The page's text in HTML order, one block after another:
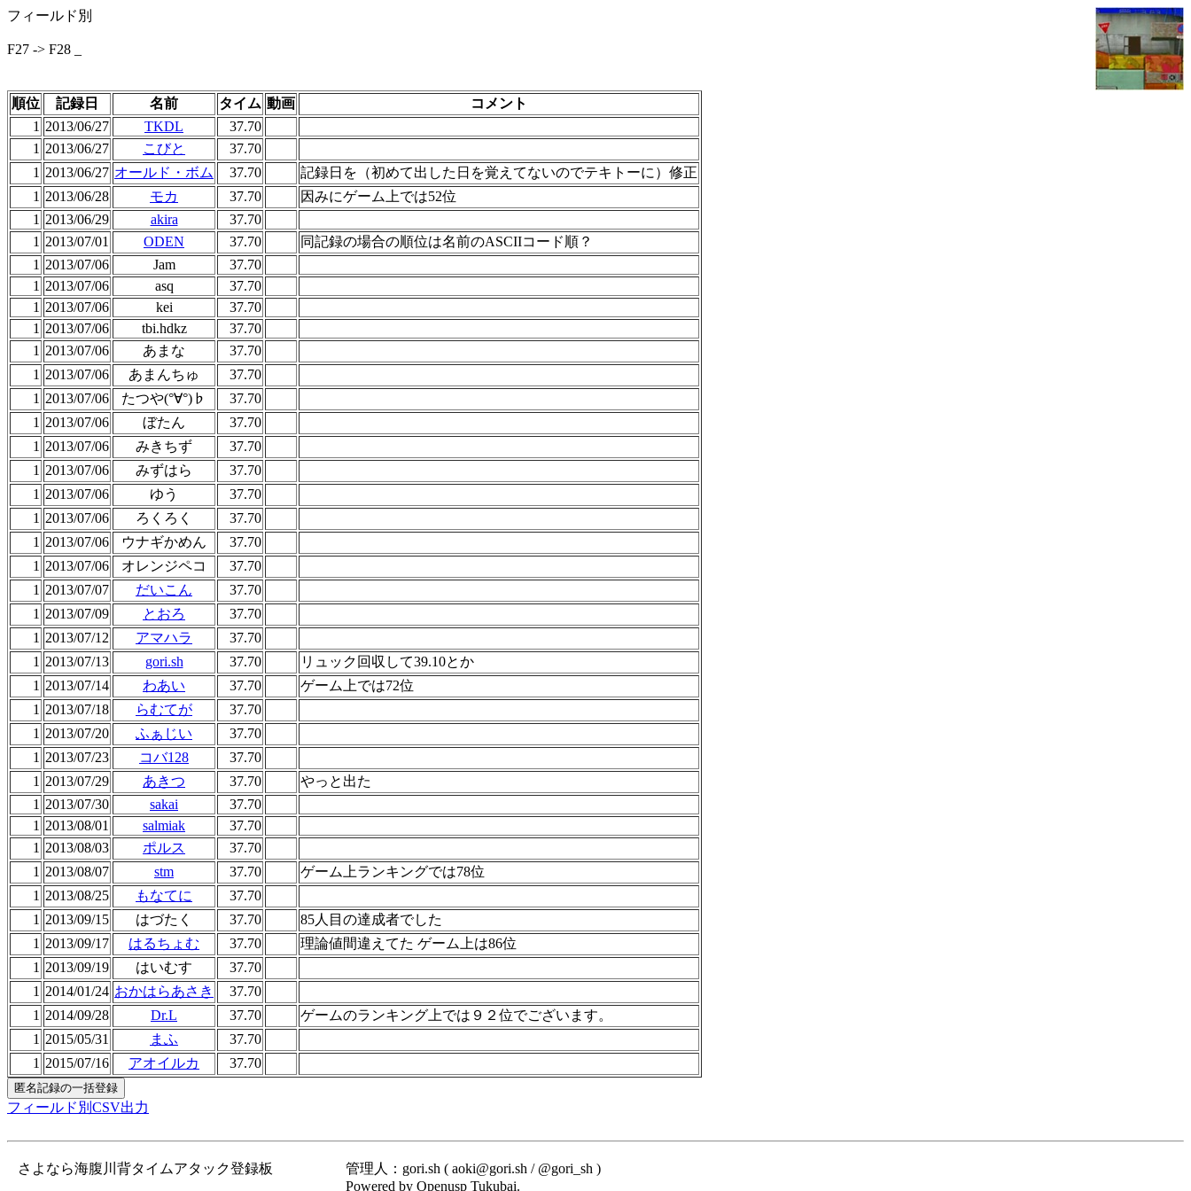
フィールド別
F27 -> F28 _
順位 記録日 名前 タイム 動画
コメント
1 2013/06/27 TKDL
37.70
1 2013/06/27 こびと
37.70
1 2013/06/27 オールド・ボム 37.70
記録日を（初めて出した日を覚えてないのでテキトーに）修正
1 2013/06/28 モカ 37.70
因みにゲーム上では52位
1 2013/06/29 akira
37.70
1 2013/07/01 ODEN 37.70
同記録の場合の順位は名前のASCIIコード順？
1 2013/07/06 Jam
37.70
1 2013/07/06 asq
37.70
1 2013/07/06 kei
37.70
1 2013/07/06 tbi.hdkz
37.70
1 2013/07/06 あまな
37.70
1 2013/07/06 あまんちゅ
37.70
1 2013/07/06 たつや(°∀°)♭
37.70
1 2013/07/06 ぼたん
37.70
1 2013/07/06 みきちず
37.70
1 2013/07/06 みずはら
37.70
1 2013/07/06 ゆう
37.70
1 2013/07/06 ろくろく
37.70
1 2013/07/06 ウナギかめん
37.70
1 2013/07/06 オレンジペコ
37.70
1 2013/07/07 だいこん
37.70
1 2013/07/09 とおろ
37.70
1 2013/07/12 アマハラ
37.70
1 2013/07/13 gori.sh 37.70
リュック回収して39.10とか
1 2013/07/14 わあい 37.70
ゲーム上では72位
1 2013/07/18 らむてが
37.70
1 2013/07/20 ふぁじい
37.70
1 2013/07/23 コバ128
37.70
1 2013/07/29 あきつ 37.70
やっと出た
1 2013/07/30 sakai
37.70
1 2013/08/01 salmiak
37.70
1 2013/08/03 ポルス
37.70
1 2013/08/07 stm 37.70
ゲーム上ランキングでは78位
1 2013/08/25 もなてに
37.70
1 2013/09/15 はづたく 37.70
85人目の達成者でした
1 2013/09/17 はるちょむ 37.70
理論値間違えてた ゲーム上は86位
1 2013/09/19 はいむす
37.70
1 2014/01/24 おかはらあさき
37.70
1 2014/09/28 Dr.L 37.70
ゲームのランキング上では９２位でございます。
1 2015/05/31 まふ
37.70
1 2015/07/16 アオイルカ 37.70
フィールド別CSV出力
さよなら海腹川背タイムアタック登録板
管理人：gori.sh ( aoki@gori.sh / @gori_sh )
Powered by Openusp Tukubai.